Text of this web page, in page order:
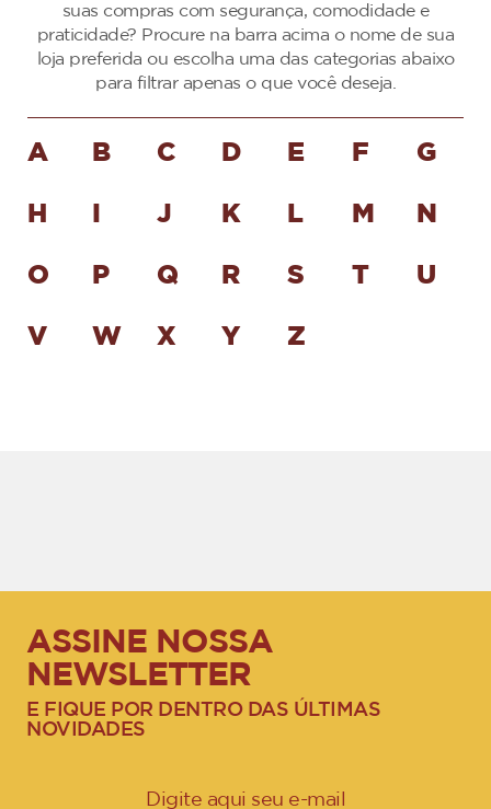
suas compras com segurança, comodidade e
praticidade? Procure na barra acima o nome de sua
loja preferida ou escolha uma das categorias abaixo
para filtrar apenas o que você deseja.
A B C D E F G
H J K L M N
O P Q R S T U
V W X Y Z
ASSINE NOSSA
NEWSLETTER
E FIQUE POR DENTRO DAS ÚLTIMAS
NOVIDADES